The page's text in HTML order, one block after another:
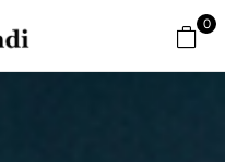
0